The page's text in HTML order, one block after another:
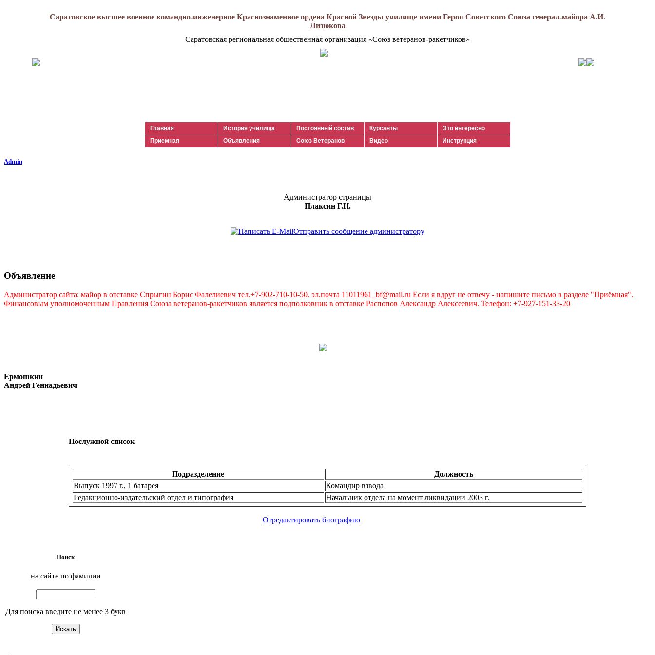
Саратовское высшее военное командно-инженерное Краснознаменное ордена Красной Звезды училище имени Героя Советского Союза генерал-майора А.И.
Лизюкова
Саратовская региональная общественная организация «Союз ветеранов-ракетчиков»
Главная История училища Постоянный состав Курсанты
Это интересно
Приемная
Объявления Союз Ветеранов Видео Инструкция
Admin
Администратор страницы
Плаксин Г.Н.
Отправить сообщение администратору
Объявление
Администратор сайта: майор в отставке Спрыгин Борис Фалелиевич тел.+7-902-710-10-50. эл.почта 11011961_bf@mail.ru Если я вдруг не отвечу - напишите письмо в разделе "Приёмная".
Финансовым уполномоченным Правления Союза ветеранов-ракетчиков является подполковник в отставке Распопов Александр Алексеевич. Телефон: +7-927-151-33-20
Ермошкин
Андрей Геннадьевич
Послужной список
Подразделение
Должность
Выпуск 1997 г., 1 батарея
Командир взвода
Редакционно-издательский отдел и типография
Начальник отдела на момент ликвидации 2003 г.
Отредактировать биографию
Поиск
на сайте по фамилии
Для поиска введите не менее 3 букв